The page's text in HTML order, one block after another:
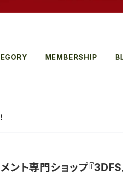
MEMBERSHIP
ント専門ショップ『